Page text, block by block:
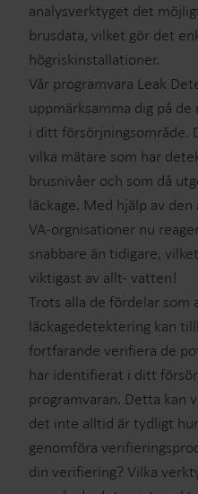
analysverktyget det
brusdata, vilket gör det
högriskinstallationer.
Vår programvara Leak
uppmärksamma dig på
i ditt försörjningsområde.
vilka mätare som har
brusnivåer och som då
läckage. Med hjälp av
VA-orgnisationer nu
snabbare än tidigare,
viktigast av allt- vatten!
Trots alla de fördelar som
läckagedetektering kan
fortfarande verifiera de
har identifierat i ditt
programvaran. Detta kan
det inte alltid är tydligt
genomföra
din verifiering? Vilka